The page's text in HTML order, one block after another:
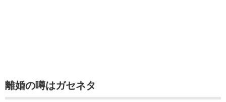
離婚の噂はガセネタ